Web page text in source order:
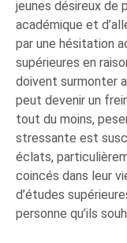
jeunes désireux de
académique et
par une hésitation
supérieures en
doivent surmonter
peut devenir un
tout du moins,
stressante est
éclats,
coincés dans leur
d’études
personne qu’ils